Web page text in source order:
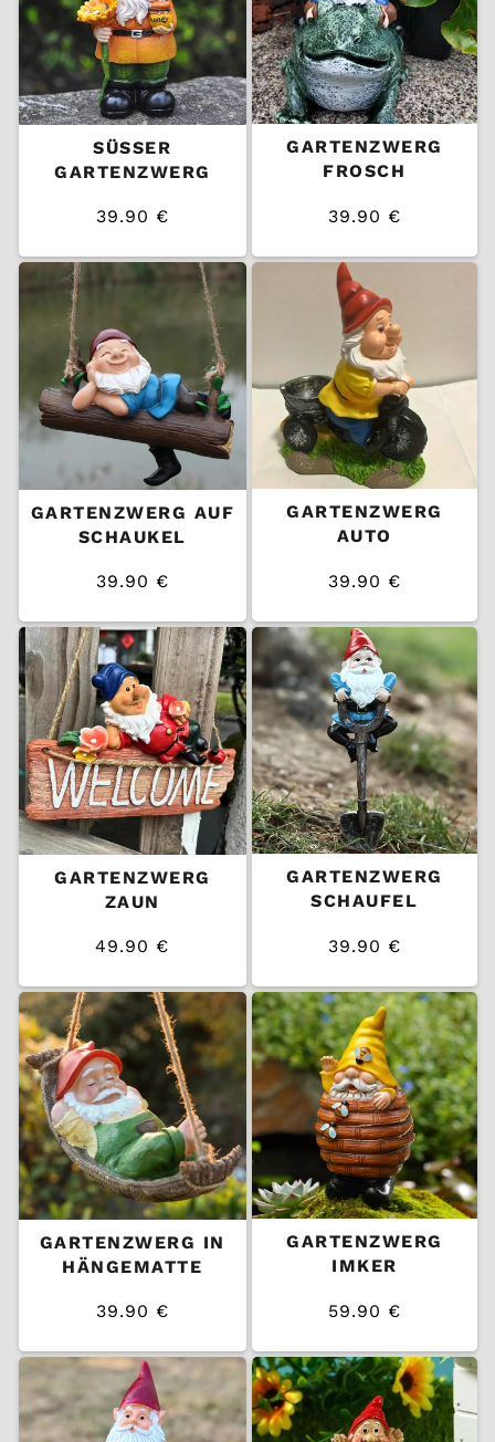
SÜSSER G
ARTENZWERG
39.90 €
Preis
/
EINZELPREIS
GARTENZWERG
FROSCH
39.90 €
Preis
/
EINZELPREIS
GARTENZWERG AUF
SCHAUKEL
39.90 €
Preis
/
EINZELPREIS
GARTENZWERG
AUTO
39.90 €
Preis
/
EINZELPREIS
GARTENZWERG
ZAUN
49.90 €
Preis
/
EINZELPREIS
GARTENZWERG
SCHAUFEL
39.90 €
Preis
/
EINZELPREIS
GARTENZWERG IN
HÄNGEMATTE
39.90 €
Preis
/
EINZELPREIS
GARTENZWERG
IMKER
59.90 €
Preis
/
EINZELPREIS